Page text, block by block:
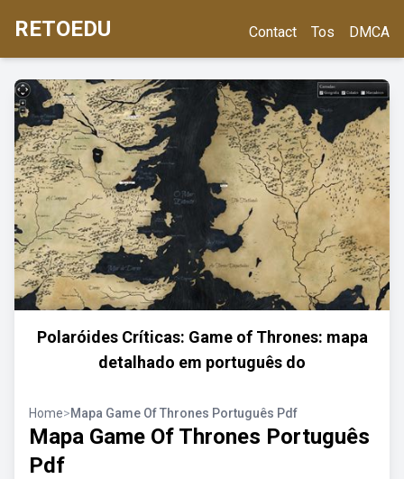
RETOEDU Contact Tos DMCA
Polaróides Críticas: Game of Thrones: mapa
detalhado em português do
Home>Mapa Game Of Thrones Português Pdf
Mapa Game Of Thrones Português
Pdf